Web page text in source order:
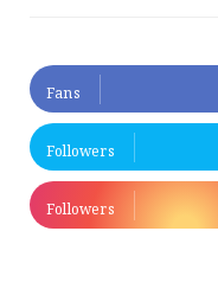
Fans
Followers
Followers